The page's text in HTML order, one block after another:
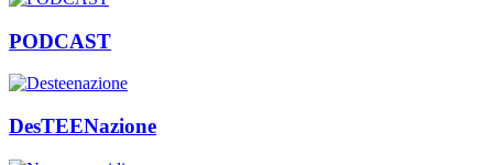
PODCAST
DesTEENazione